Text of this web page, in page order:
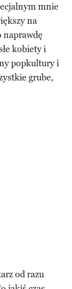
mnie
na
naprawdę
kobiety i
popkultury i
grube,
od razu